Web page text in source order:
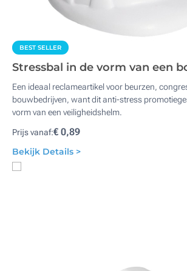
BEST SELLER
Stressbal in de vorm van een
Een ideaal reclameartikel voor beurzen,
bouwbedrijven, want dit anti-stress
vorm van een veiligheidshelm.
Prijs vanaf:€ 0,89
Bekijk Details >